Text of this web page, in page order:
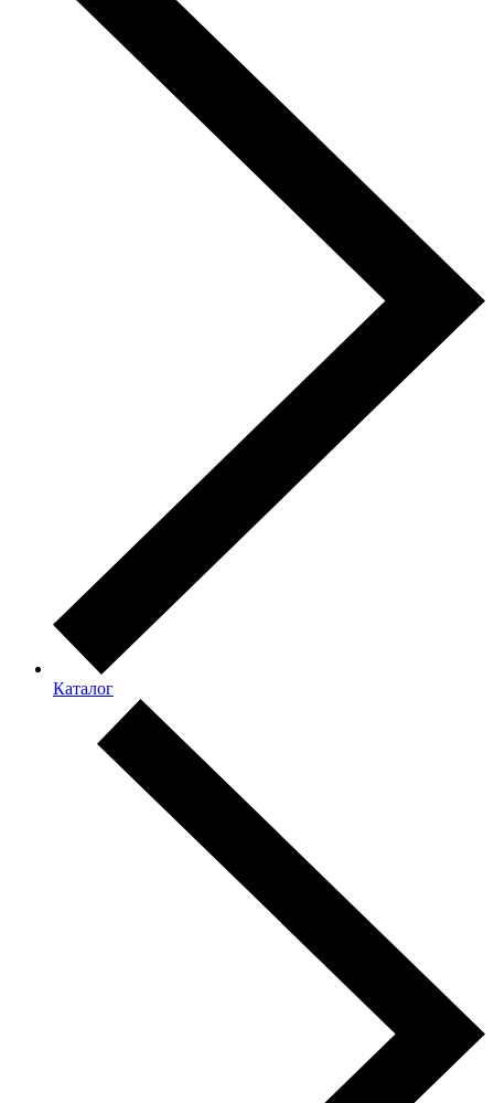
Каталог